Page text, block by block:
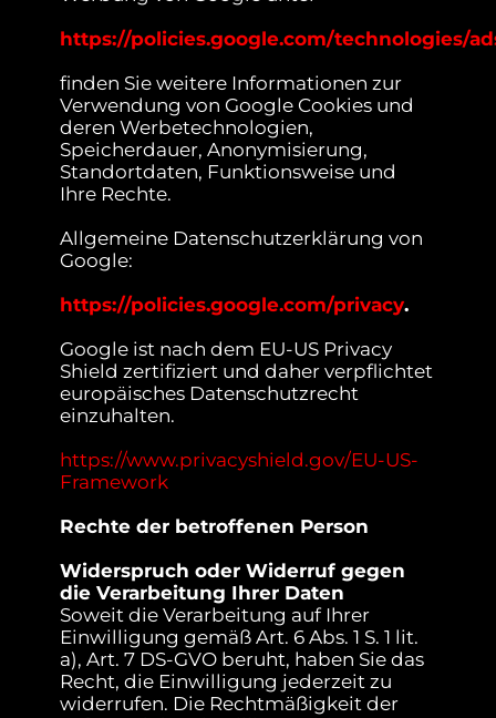
https://policies.google.com/technologies/
finden Sie weitere Informationen zur
Verwendung von Google Cookies und
deren Werbetechnologien,
Speicherdauer, Anonymisierung,
Standortdaten, Funktionsweise und
Ihre Rechte.
Allgemeine Datenschutzerklärung von
Google:
https://policies.google.com/privacy.
Google ist nach dem EU-US Privacy
Shield zertifiziert und daher verpflichtet
europäisches Datenschutzrecht
einzuhalten.
https://www.privacyshield.gov/EU-US-
Framework
Rechte der betroffenen Person
Widerspruch oder Widerruf gegen
die Verarbeitung Ihrer Daten
Soweit die Verarbeitung auf Ihrer
Einwilligung gemäß Art. 6 Abs. 1 S. 1 lit.
a), Art. 7 DS-GVO beruht, haben Sie das
Recht, die Einwilligung jederzeit zu
widerrufen. Die Rechtmäßigkeit der